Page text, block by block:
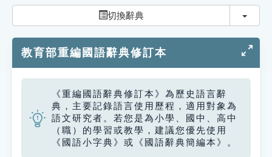
教學應用
貓頭鷹博士
切換辭典 切換
教育部重編國語辭典修訂本
《重編國語辭典修訂本》為歷史語言辭
典，主要記錄語言使用歷程，適用對象為
語文研究者。若您是為小學、國中、高中
（職）的學習或教學，建議您優先使用
《國語小字典》或《國語辭典簡編本》。